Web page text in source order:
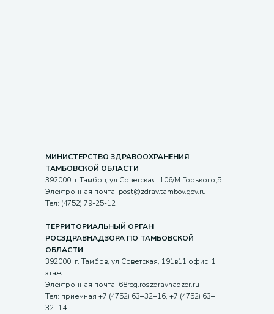
МИНИСТЕРСТВО ЗДРАВООХРАНЕНИЯ
ТАМБОВСКОЙ ОБЛАСТИ
392000, г.Тамбов, ул.Советская, 106/М.Горького,5
Электронная почта: post@zdrav.tambov.gov.ru
Тел: (4752) 79-25-12
ТЕРРИТОРИАЛЬНЫЙ ОРГАН
РОСЗДРАВНАДЗОРА ПО ТАМБОВСКОЙ
ОБЛАСТИ
392000, г. Тамбов, ул.Советская, 191в11 офис; 1
этаж
Электронная почта: 68reg.roszdravnadzor.ru
Тел: приемная +7 (4752) 63‒32‒16, +7 (4752) 63‒
32‒14